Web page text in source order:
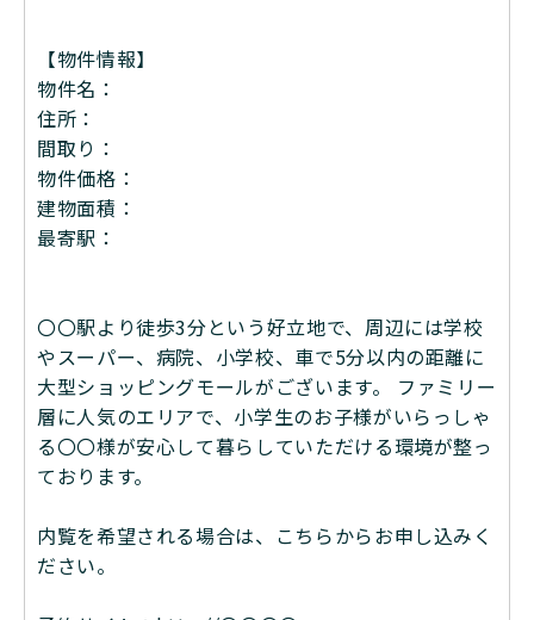
【物件情報】
物件名：
住所：
間取り：
物件価格：
建物面積：
最寄駅：
〇〇駅より徒歩3分という好立地で、周辺には学校
やスーパー、病院、小学校、車で5分以内の距離に
大型ショッピングモールがございます。 ファミリー
層に人気のエリアで、小学生のお子様がいらっしゃ
る〇〇様が安心して暮らしていただける環境が整っ
ております。
内覧を希望される場合は、こちらからお申し込みく
ださい。